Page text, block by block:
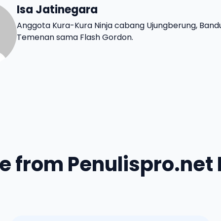
Isa Jatinegara
Anggota Kura-Kura Ninja cabang Ujungberung,
Temenan sama Flash Gordon.
from Penulispro.net